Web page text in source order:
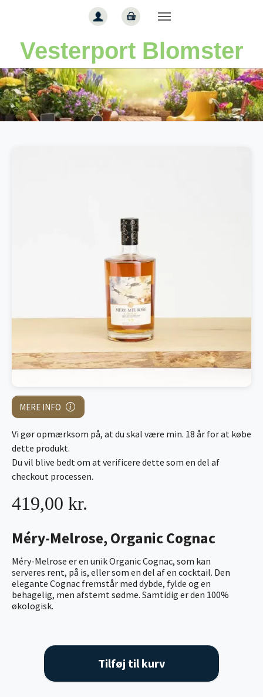
Vesterport Blomster
MERE INFO
Méry-Melrose, Organic Cognac
Méry-Melrose er en unik Organic Cognac, som kan
serveres rent, på is, eller som en del af en cocktail. Den
elegante Cognac fremstår med dybde, fylde og en
behagelig, men afstemt sødme. Samtidig er den 100%
økologisk.
419,00 kr.
Vi gør opmærksom på, at du skal være min. 18 år for at købe
dette produkt.
Du vil blive bedt om at verificere dette som en del af
checkout processen.
Tilføj til kurv